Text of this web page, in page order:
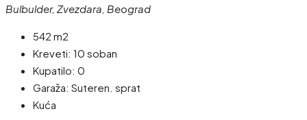
Bulbulder, Zvezdara, Beograd
542 m2
Kreveti: 10 soban
Kupatilo: 0
Garaža: Suteren. sprat
Kuća